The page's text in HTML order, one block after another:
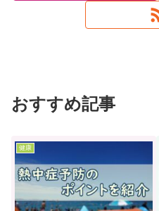
おすすめ記事
健康